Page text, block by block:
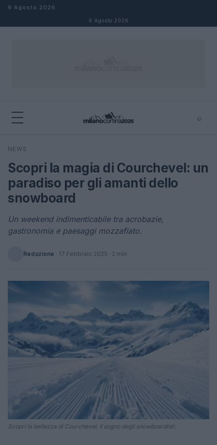
Salta al contenuto
6 Agosto 2026
6 Agosto 2026
⌕
Cerca
NEWS
Scopri la magia di Courchevel: un
paradiso per gli amanti dello
snowboard
Un weekend indimenticabile tra acrobazie,
gastronomia e paesaggi mozzafiato.
Redazione · 17 Febbraio 2025 · 2 min
Scopri la bellezza di Courchevel, il sogno degli snowboardisti.